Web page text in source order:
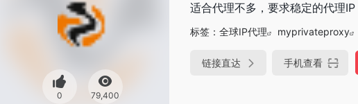
0 79,400
适合代理不多，要求稳定的代理IP
标签： 全球IP代理 myprivateproxy
链接直达 手机查看